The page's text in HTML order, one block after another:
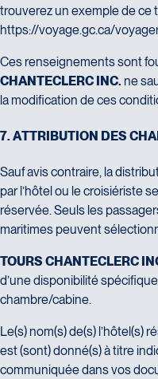
trouverez un exemple de ce
https://voyage.gc.ca/
Ces renseignements sont
CHANTECLERC INC. ne
la modification de ces
7. ATTR BUT ON DES CH A
Sauf avis contraire, la
par l’hôtel ou le croisiériste
réservée. Seuls les
maritimes peuvent
TOURS CHANTECLERC
d’une disponibilité
chambre/cabine.
Le(s) nom(s) de(s) l’hôtel(s)
est (sont) donné(s) à titre
communiquée dans vos